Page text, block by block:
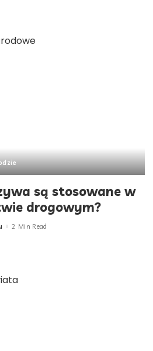
są stosowane w
drogowym?
2 Min Read